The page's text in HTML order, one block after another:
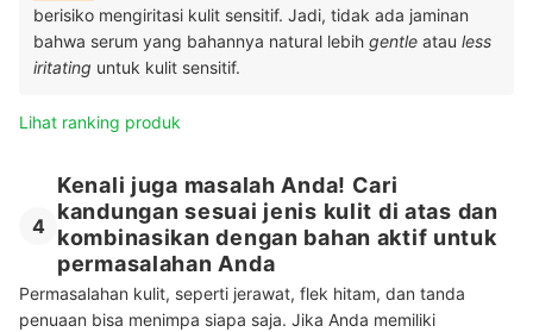
berisiko mengiritasi kulit sensitif. Jadi, tidak ada jaminan
bahwa serum yang bahannya natural lebih gentle atau less
iritating untuk kulit sensitif.
Lihat ranking produk
4
Kenali juga masalah Anda! Cari
kandungan sesuai jenis kulit di atas dan
kombinasikan dengan bahan aktif untuk
permasalahan Anda
Permasalahan kulit, seperti jerawat, flek hitam, dan tanda
penuaan bisa menimpa siapa saja. Jika Anda memiliki